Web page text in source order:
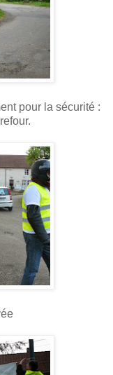
pour la sécurité :